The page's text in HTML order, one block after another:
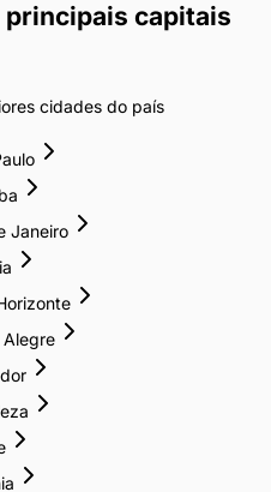
principais capitais
cidades do país
Janeiro
Alegre